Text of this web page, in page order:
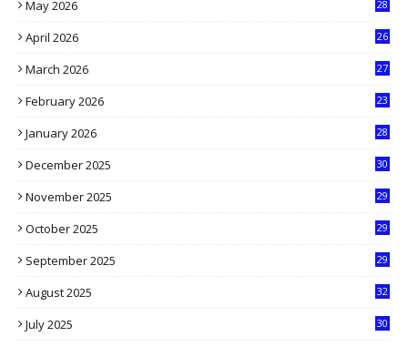
May 2026
28
April 2026
26
March 2026
27
February 2026
23
January 2026
28
December 2025
30
November 2025
29
October 2025
29
September 2025
29
August 2025
32
July 2025
30